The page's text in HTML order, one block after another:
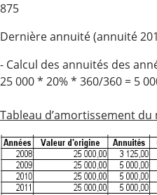
875
Dernière annuité (annuité
- Calcul des annuités des
25 000 * 20% * 360/360 = 5
Tableau d’amortissement